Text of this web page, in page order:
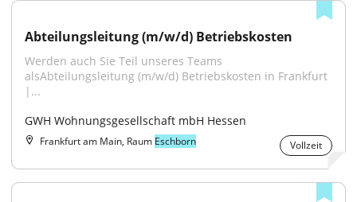
Abteilungsleitung (m/w/d) Betriebskosten
Werden auch Sie Teil unseres Teams
alsAbteilungsleitung (m⁠/⁠w⁠/⁠d) Betriebskosten in Frankfurt
|...
GWH Wohnungsgesellschaft mbH Hessen
Frankfurt am Main, Raum Eschborn Vollzeit